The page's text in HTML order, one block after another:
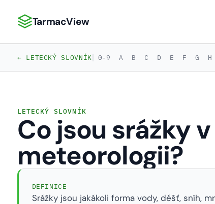
TarmacView: Precizní letecká analytika
TarmacView
← LETECKÝ SLOVNÍK| 0-9 A B C D E F G H
LETECKÝ SLOVNÍK
Co jsou srážky
meteorologii?
DEFINICE
Srážky jsou jakákoli forma vody, déšť, sníh,